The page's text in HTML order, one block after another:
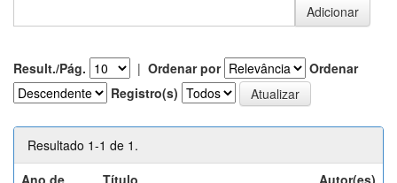
Result./Pág. | Ordenar por
Ordenar
Registro(s)
Resultado 1-1 de 1.
Ano de
Título Autor(es)